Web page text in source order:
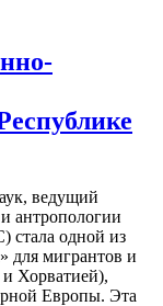
ведущий
антропологии
одной из
для мигрантов и
Хорватией),
Европы. Эта